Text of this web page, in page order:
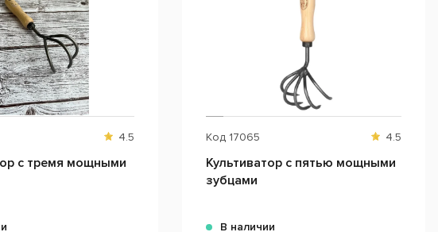
4.5
с тремя мощными
Код 17065 4.5
Культиватор с пятью мощными
зубцами
В наличии